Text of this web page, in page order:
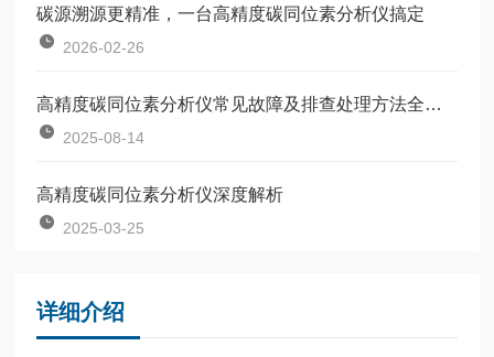
碳源溯源更精准，一台高精度碳同位素分析仪搞定
2026-02-26
高精度碳同位素分析仪常见故障及排查处理方法全解析
2025-08-14
高精度碳同位素分析仪深度解析
2025-03-25
详细介绍